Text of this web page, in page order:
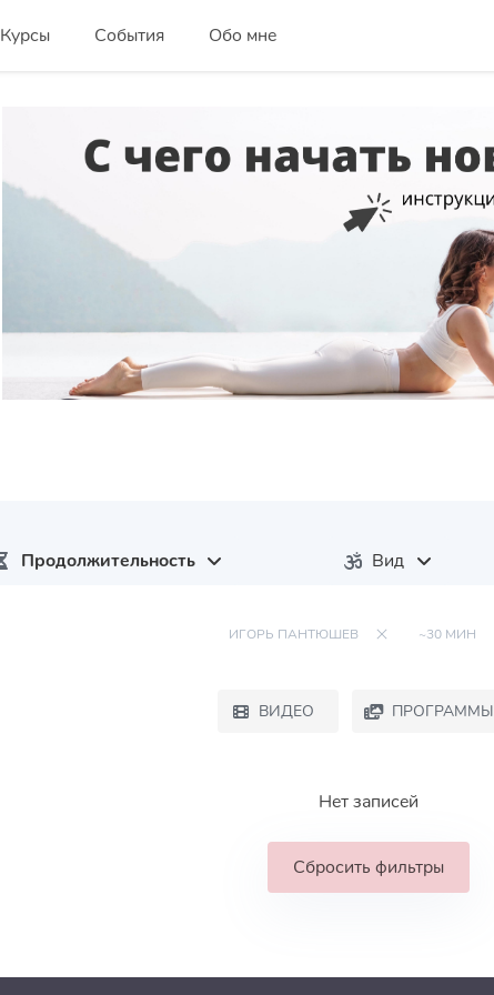
Курсы События Обо мне
Продолжительность Вид
ИГОРЬ ПАНТЮШЕВ ~30 МИН
ВИДЕО ПРОГРАММЫ
Нет записей
Сбросить фильтры